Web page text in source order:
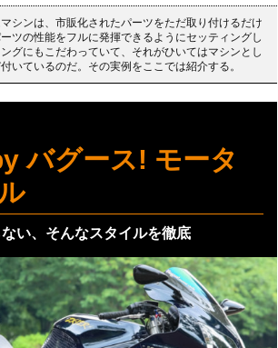
シンは、市販化されたパーツをただ取り付けるだけ
ツの性能をフルに発揮できるようにセッティングし
グにもこだわっていて、それがひいてはマシンとし
いているのだ。その実例をここでは紹介する。
バグース! モータ
い、そんなスタイルを徹底